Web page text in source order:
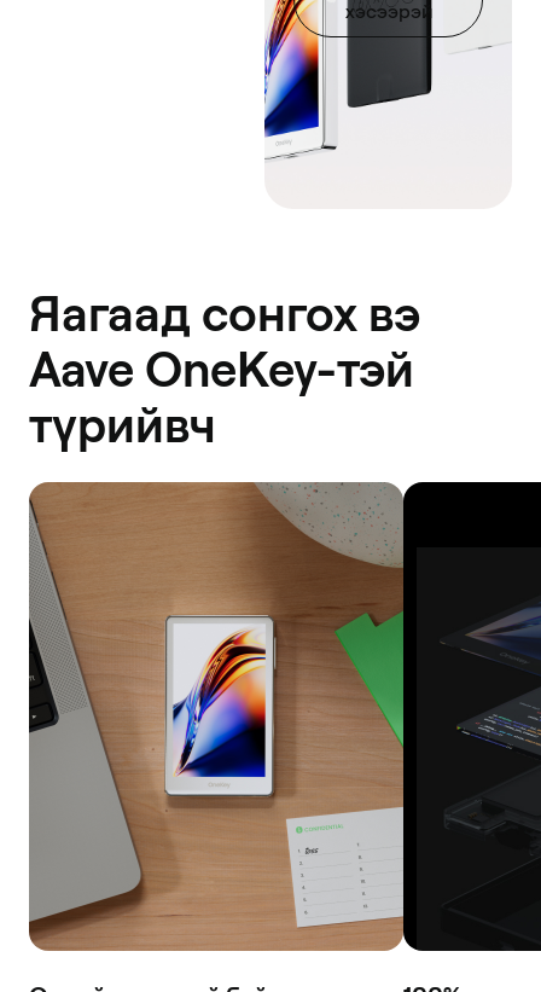
хэсээрэй
Яагаад сонгох вэ
Aave OneKey-тэй
түрийвч